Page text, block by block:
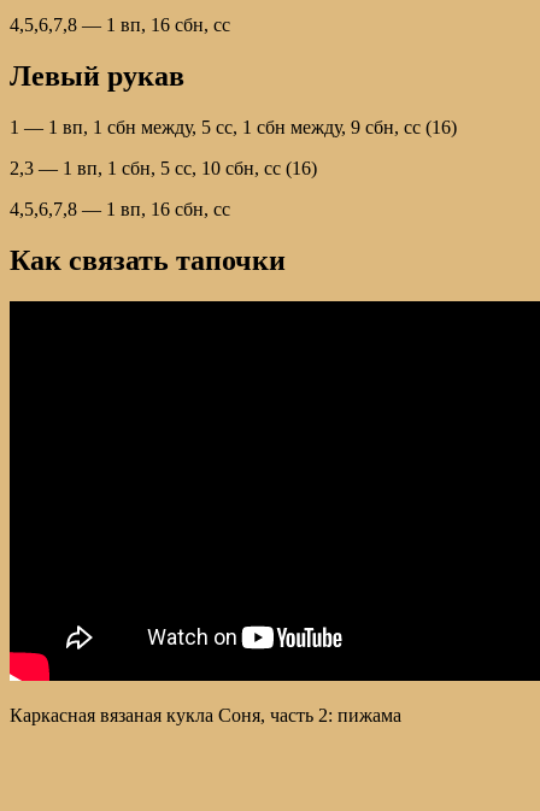
4,5,6,7,8 — 1 вп, 16 сбн, сс
Левый рукав
1 — 1 вп, 1 сбн между, 5 сс, 1 сбн между, 9 сбн, сс (16)
2,3 — 1 вп, 1 сбн, 5 сс, 10 сбн, сс (16)
4,5,6,7,8 — 1 вп, 16 сбн, сс
Как связать тапочки
Каркасная вязаная кукла Соня, часть 2: пижама